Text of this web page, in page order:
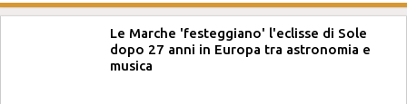
Le Marche 'festeggiano' l'eclisse di Sole
dopo 27 anni in Europa tra astronomia e
musica